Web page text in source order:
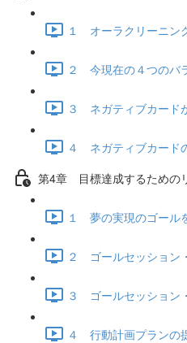
１ オーラクリーニン
２ 今現在の４つのバ
３ ネガティブカード
４ ネガティブカード
第4章 目標達成するための
１ 夢の実現のゴール
２ ゴールセッション
３ ゴールセッション
４ 行動計画プランの